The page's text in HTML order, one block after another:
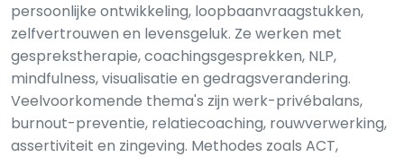
persoonlijke ontwikkeling, loopbaanvraagstukken,
zelfvertrouwen en levensgeluk. Ze werken met
gesprekstherapie, coachingsgesprekken, NLP,
mindfulness, visualisatie en gedragsverandering.
Veelvoorkomende thema's zijn werk-privébalans,
burnout-preventie, relatiecoaching, rouwverwerking,
assertiviteit en zingeving. Methodes zoals ACT,